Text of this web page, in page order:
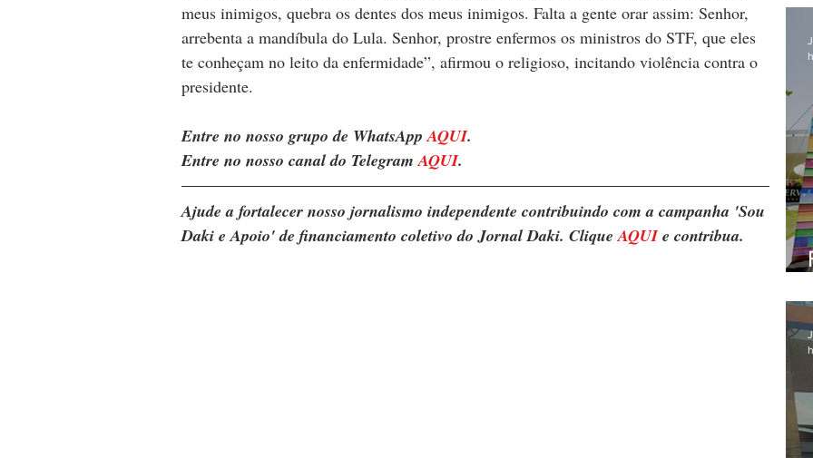
meus inimigos, quebra os dentes dos meus inimigos. Falta a gente orar assim: Senhor,
arrebenta a mandíbula do Lula. Senhor, prostre enfermos os ministros do STF, que eles
te conheçam no leito da enfermidade”, afirmou o religioso, incitando violência contra o
presidente.
Entre no nosso grupo de WhatsApp AQUI.
Entre no nosso canal do Telegram AQUI.
Ajude a fortalecer nosso jornalismo independente contribuindo com a campanha 'Sou
Daki e Apoio' de financiamento coletivo do Jornal Daki. Clique AQUI e contribua.